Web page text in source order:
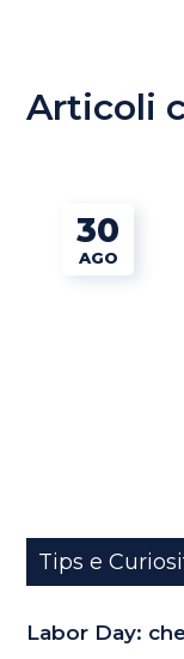
Articoli
30
AGO
Tips e
Labor Day: